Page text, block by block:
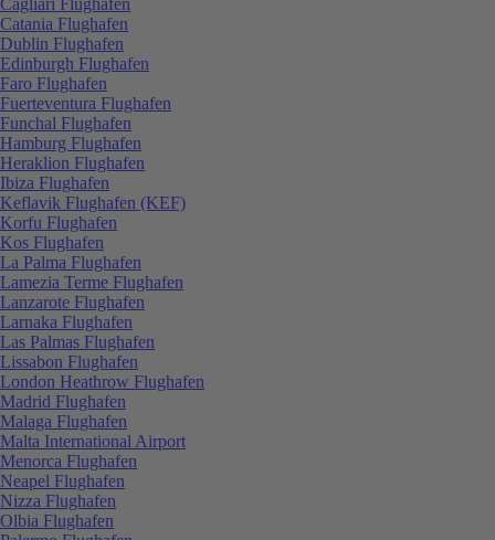
Catania Flughafen
Dublin Flughafen
Edinburgh Flughafen
Faro Flughafen
Fuerteventura Flughafen
Funchal Flughafen
Hamburg Flughafen
Heraklion Flughafen
Ibiza Flughafen
Keflavik Flughafen (KEF)
Korfu Flughafen
Kos Flughafen
La Palma Flughafen
Lamezia Terme Flughafen
Lanzarote Flughafen
Larnaka Flughafen
Las Palmas Flughafen
Lissabon Flughafen
London Heathrow Flughafen
Madrid Flughafen
Malaga Flughafen
Malta International Airport
Menorca Flughafen
Neapel Flughafen
Nizza Flughafen
Olbia Flughafen